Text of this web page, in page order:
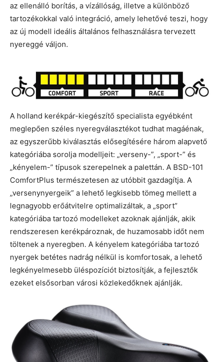
az ellenálló borítás, a vízállóság, illetve a különböző
tartozékokkal való integráció, amely lehetővé teszi, hogy
az új modell ideális általános felhasználásra tervezett
nyereggé váljon.
A holland kerékpár-kiegészítő specialista egyébként
meglepően széles nyeregválasztékot tudhat magáénak,
az egyszerűbb kiválasztás elősegítésére három alapvető
kategóriába sorolja modelljeit: „verseny-”, „sport-” és
„kényelem-” típusok szerepelnek a palettán. A BSD-101
ComfortPlus természetesen az utóbbit gazdagítja. A
„versenynyergeik” a lehető legkisebb tömeg mellett a
legnagyobb erőátvitelre optimalizáltak, a „sport”
kategóriába tartozó modelleket azoknak ajánlják, akik
rendszeresen kerékpároznak, de huzamosabb időt nem
töltenek a nyeregben. A kényelem kategóriába tartozó
nyergek betétes nadrág nélkül is komfortosak, a lehető
legkényelmesebb üléspozíciót biztosítják, a fejlesztők
ezeket elsősorban városi közlekedőknek ajánlják.